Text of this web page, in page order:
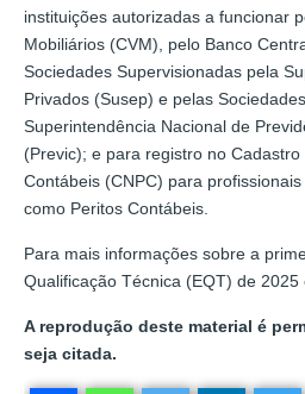
instituições autorizadas a funcionar
Mobiliários (CVM), pelo Banco
Sociedades Supervisionadas pela
Privados (Susep) e pelas
Superintendência Nacional de
(Previc); e para registro no
Contábeis (CNPC) para
como Peritos Contábeis.
Para mais informações sobre a
Qualificação Técnica (EQT) de 2025
A reprodução deste material é
seja citada.